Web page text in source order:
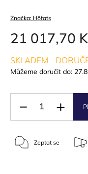
Značka: Höfats
21 017,70
SKLADEM -
Můžeme doručit do:
Zeptat se